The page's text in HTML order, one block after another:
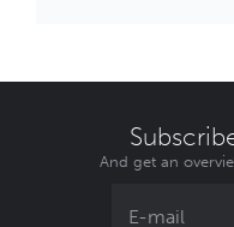
And get an